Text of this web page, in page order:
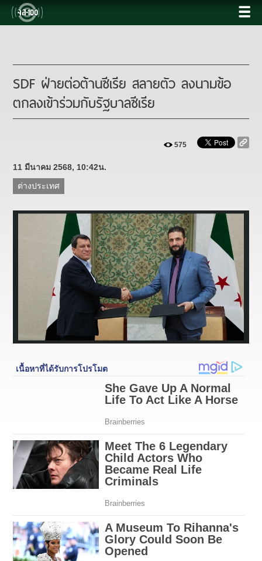
SDF ฝ่ายต่อต้านซีเรีย สลายตัว ลงนามข้อ
ตกลงเข้าร่วมกับรัฐบาลซีเรีย
575
11 มีนาคม 2568, 10:42น.
ต่างประเทศ